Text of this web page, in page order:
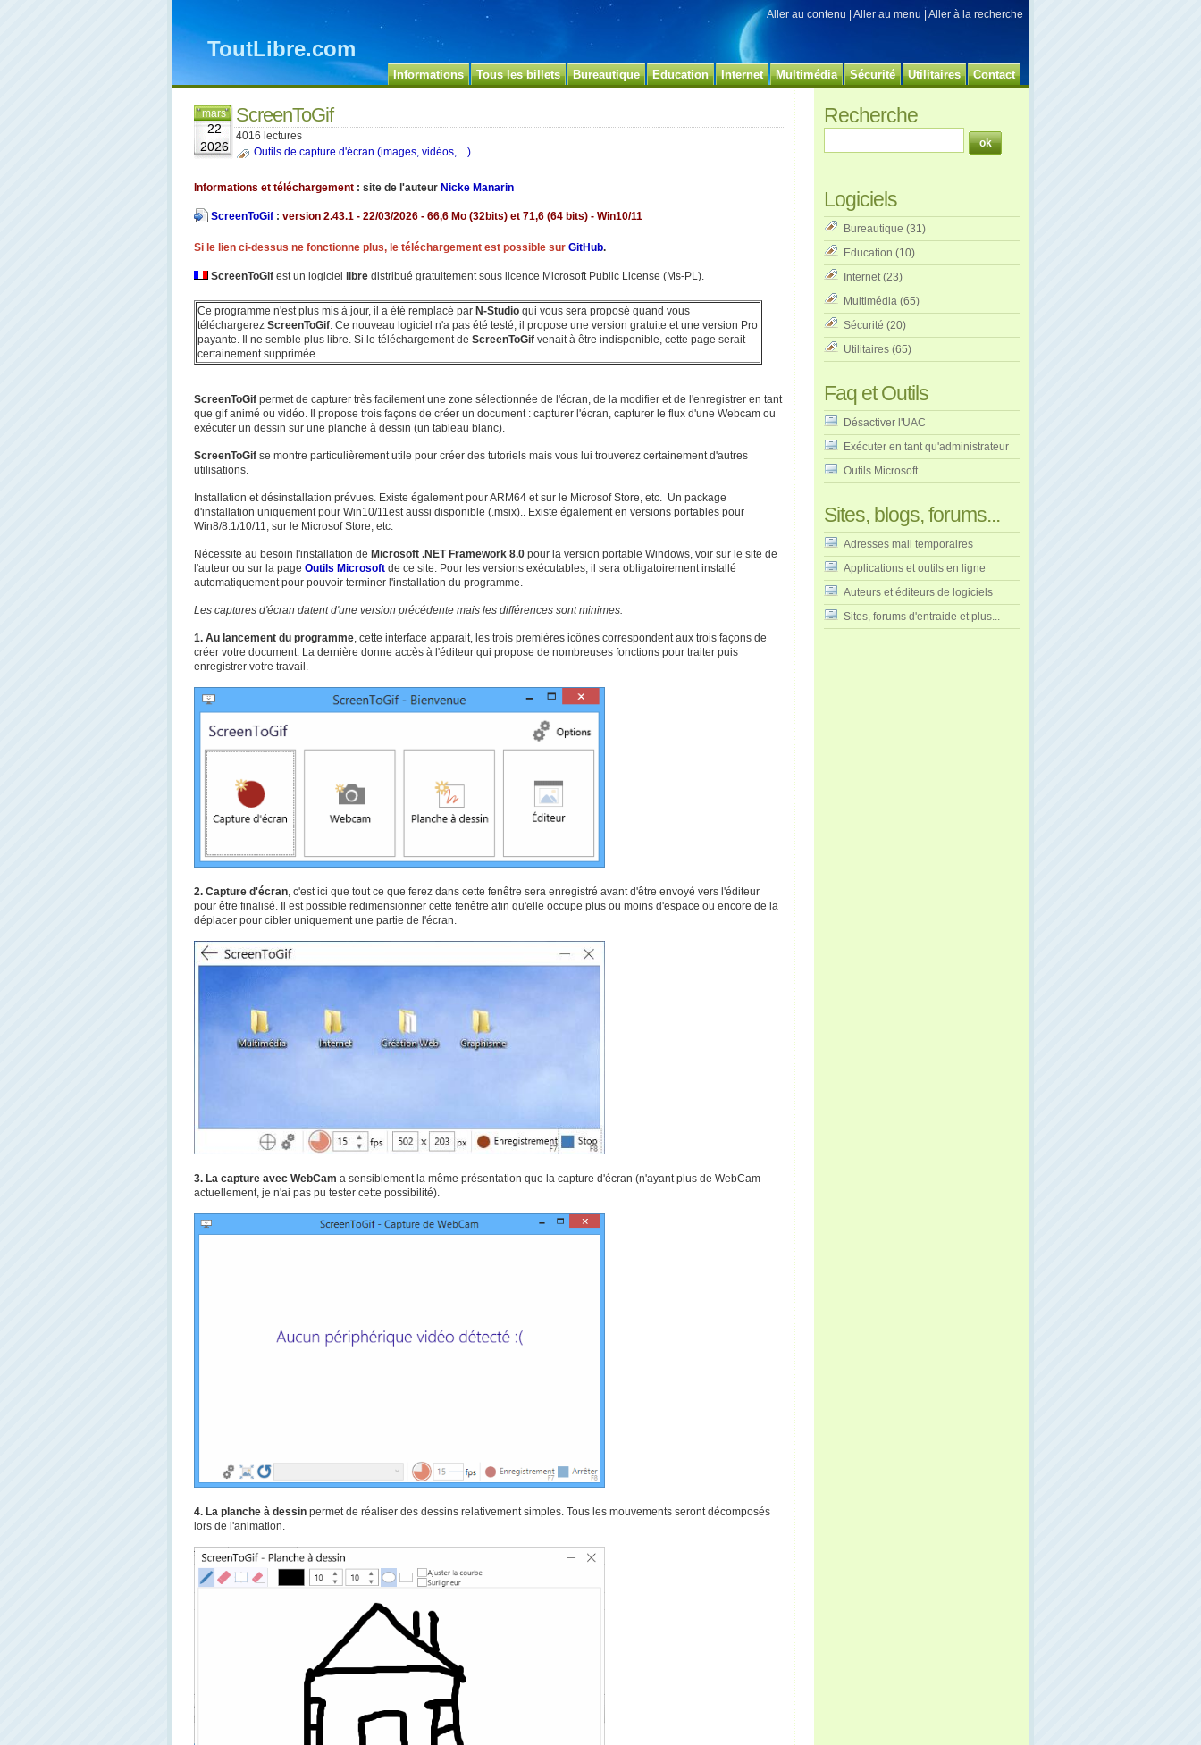
ToutLibre.com
Aller au contenu Aller au menu Aller à la recherche
Informations Tous les billets Bureautique Education Internet Multimédia Sécurité Utilitaires Contact
mars
22
2026
ScreenToGif
4016 lectures
Outils de capture d'écran (images, vidéos, ...)
Informations et téléchargement : site de l'auteur Nicke Manarin
ScreenToGif : version 2.43.1 - 22/03/2026 - 66,6 Mo (32bits) et 71,6 (64 bits) - Win10/11
Si le lien ci-dessus ne fonctionne plus, le téléchargement est possible sur GitHub.
ScreenToGif est un logiciel libre distribué gratuitement sous licence Microsoft Public License (Ms-PL).
Ce programme n'est plus mis à jour, il a été remplacé par N-Studio qui vous sera proposé quand vous
téléchargerez ScreenToGif. Ce nouveau logiciel n'a pas été testé, il propose une version gratuite et une version Pro
payante. Il ne semble plus libre. Si le téléchargement de ScreenToGif venait à être indisponible, cette page serait
certainement supprimée.
ScreenToGif permet de capturer très facilement une zone sélectionnée de l'écran, de la modifier et de l'enregistrer en tant
que gif animé ou vidéo. Il propose trois façons de créer un document : capturer l'écran, capturer le flux d'une Webcam ou
exécuter un dessin sur une planche à dessin (un tableau blanc).
ScreenToGif se montre particulièrement utile pour créer des tutoriels mais vous lui trouverez certainement d'autres
utilisations.
Installation et désinstallation prévues. Existe également pour ARM64 et sur le Microsof Store, etc. Un package
d'installation uniquement pour Win10/11est aussi disponible (.msix).. Existe également en versions portables pour
Win8/8.1/10/11, sur le Microsof Store, etc.
Nécessite au besoin l'installation de Microsoft .NET Framework 8.0 pour la version portable Windows, voir sur le site de
l'auteur ou sur la page Outils Microsoft de ce site. Pour les versions exécutables, il sera obligatoirement installé
automatiquement pour pouvoir terminer l'installation du programme.
Les captures d'écran datent d'une version précédente mais les différences sont minimes.
1. Au lancement du programme, cette interface apparait, les trois premières icônes correspondent aux trois façons de
créer votre document. La dernière donne accès à l'éditeur qui propose de nombreuses fonctions pour traiter puis
enregistrer votre travail.
2. Capture d'écran, c'est ici que tout ce que ferez dans cette fenêtre sera enregistré avant d'être envoyé vers l'éditeur
pour être finalisé. Il est possible redimensionner cette fenêtre afin qu'elle occupe plus ou moins d'espace ou encore de la
déplacer pour cibler uniquement une partie de l'écran.
3. La capture avec WebCam a sensiblement la même présentation que la capture d'écran (n'ayant plus de WebCam
actuellement, je n'ai pas pu tester cette possibilité).
4. La planche à dessin permet de réaliser des dessins relativement simples. Tous les mouvements seront décomposés
lors de l'animation.
Recherche
Logiciels
Bureautique (31)
Education (10)
Internet(23)
Multimédia (65)
Sécurité (20)
Utilitaires (65)
Faq et Outils
Désactiver l'UAC
Exécuter en tant qu'administrateur
Outils Microsoft
Sites, blogs, forums...
Adresses mail temporaires
Applications et outils en ligne
Auteurs et éditeurs de logiciels
Sites, forums d'entraide et plus...